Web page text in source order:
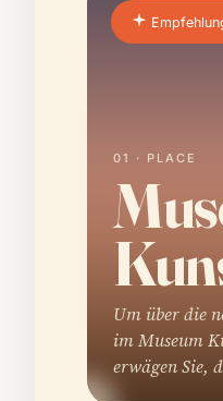
01 · PLACE
Um über die
im Museum
erwägen Sie,